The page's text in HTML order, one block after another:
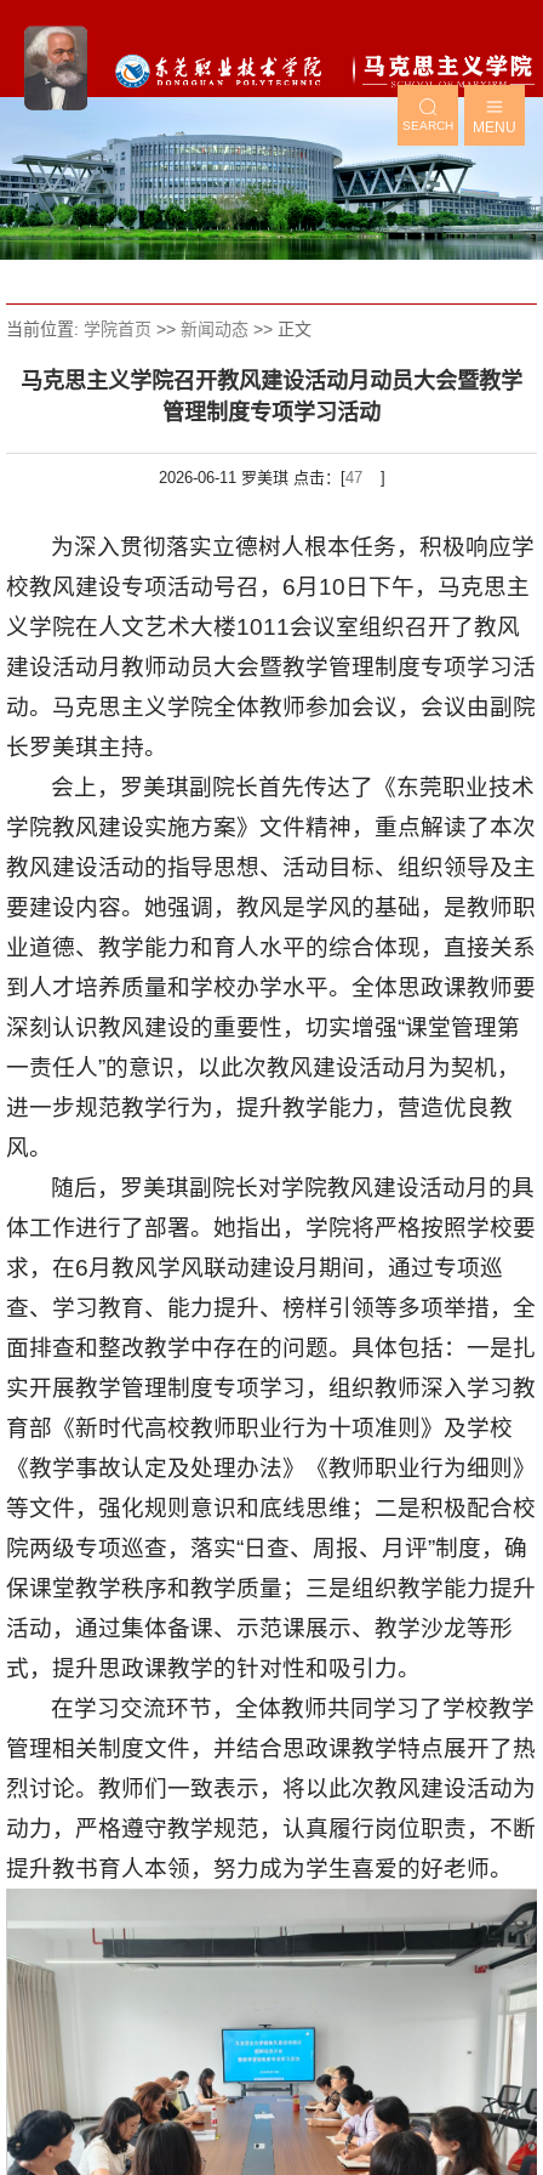
MENU
SEARCH
当前位置: 学院首页 >> 新闻动态 >> 正文
马克思主义学院召开教风建设活动月动员大会暨教学
管理制度专项学习活动
2026-06-11 罗美琪 点击：[47 ]
为深入贯彻落实立德树人根本任务，积极响应学
校教风建设专项活动号召，6月10日下午，马克思主
义学院在人文艺术大楼1011会议室组织召开了教风
建设活动月教师动员大会暨教学管理制度专项学习活
动。马克思主义学院全体教师参加会议，会议由副院
长罗美琪主持。
会上，罗美琪副院长首先传达了《东莞职业技术
学院教风建设实施方案》文件精神，重点解读了本次
教风建设活动的指导思想、活动目标、组织领导及主
要建设内容。她强调，教风是学风的基础，是教师职
业道德、教学能力和育人水平的综合体现，直接关系
到人才培养质量和学校办学水平。全体思政课教师要
深刻认识教风建设的重要性，切实增强“课堂管理第
一责任人”的意识，以此次教风建设活动月为契机，
进一步规范教学行为，提升教学能力，营造优良教
风。
随后，罗美琪副院长对学院教风建设活动月的具
体工作进行了部署。她指出，学院将严格按照学校要
求，在6月教风学风联动建设月期间，通过专项巡
查、学习教育、能力提升、榜样引领等多项举措，全
面排查和整改教学中存在的问题。具体包括：一是扎
实开展教学管理制度专项学习，组织教师深入学习教
育部《新时代高校教师职业行为十项准则》及学校
《教学事故认定及处理办法》《教师职业行为细则》
等文件，强化规则意识和底线思维；二是积极配合校
院两级专项巡查，落实“日查、周报、月评”制度，确
保课堂教学秩序和教学质量；三是组织教学能力提升
活动，通过集体备课、示范课展示、教学沙龙等形
式，提升思政课教学的针对性和吸引力。
在学习交流环节，全体教师共同学习了学校教学
管理相关制度文件，并结合思政课教学特点展开了热
烈讨论。教师们一致表示，将以此次教风建设活动为
动力，严格遵守教学规范，认真履行岗位职责，不断
提升教书育人本领，努力成为学生喜爱的好老师。